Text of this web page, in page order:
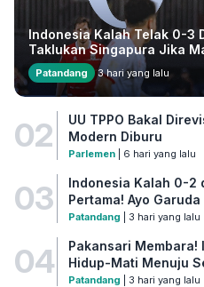
Indonesia Kalah Telak 0-3
Taklukan Singapura Jika
Patandang 3 hari yang lalu
02
UU TPPO Bakal
Modern Diburu
Parlemen| 6 hari yang lalu
03
Indonesia Kalah 0-2
Pertama! Ayo
Patandang | 3 hari yang lalu
04
Pakansari Membara!
Hidup-Mati Menuju
Patandang | 3 hari yang lalu